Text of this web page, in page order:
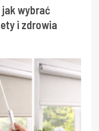
wybrać
i zdrowia